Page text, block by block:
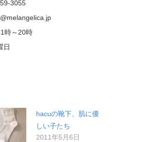
3055
時～20時
日
hacuの靴下、肌に優
しい子たち
2011年5月6日